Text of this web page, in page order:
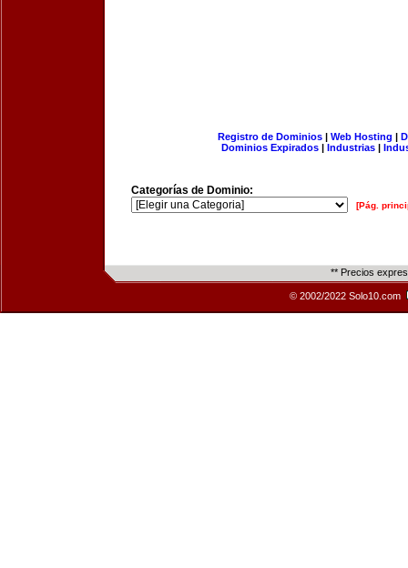
Registro de Dominios| Web Hosting |
Dominios Expirados | Industrias |
Categorías de Dominio:
[Pág.
** Precios
© 2002/2022 Solo10.com